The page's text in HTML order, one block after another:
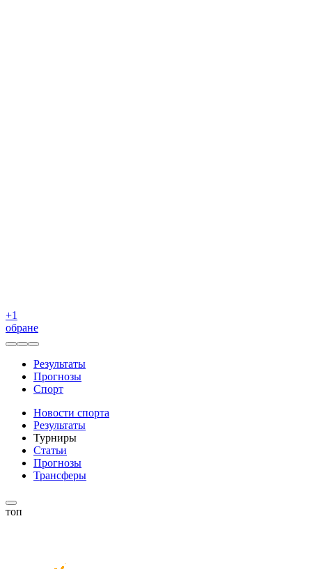
+1
обране
Результаты
Прогнозы
Спорт
Новости спорта
Результаты
Турниры
Статьи
Прогнозы
Трансферы
топ